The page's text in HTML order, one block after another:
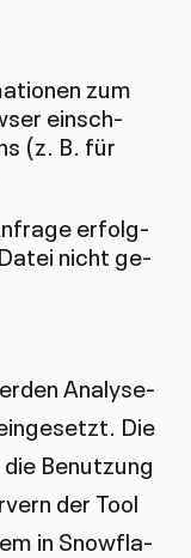
zum
ein­sch­
(z. B. für
er­folg­
nicht ge­
Ana­ly­se­
Die
Be­nut­zung
der Tool
in Snowfla­